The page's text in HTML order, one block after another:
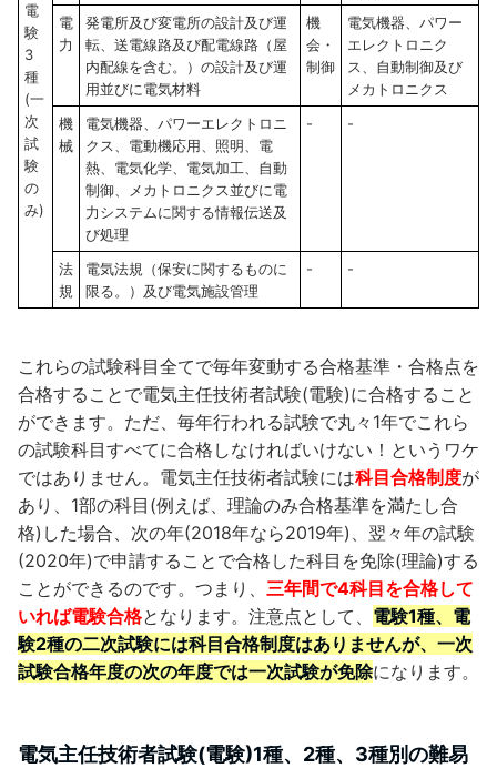
電
験
3
種
(一
次
試
験
の
み)
電
力
発電所及び変電所の設計及び運
転、送電線路及び配電線路（屋
内配線を含む。）の設計及び運
用並びに電気材料
機
会・
制御
電気機器、パワー
エレクトロニク
ス、自動制御及び
メカトロニクス
機
械
電気機器、パワーエレクトロニ
クス、電動機応用、照明、電
熱、電気化学、電気加工、自動
制御、メカトロニクス並びに電
力システムに関する情報伝送及
び処理
- -
法
規
電気法規（保安に関するものに
限る。）及び電気施設管理
- -
これらの試験科目全てで毎年変動する合格基準・合格点を
合格することで電気主任技術者試験(電験)に合格すること
ができます。ただ、毎年行われる試験で丸々1年でこれら
の試験科目すべてに合格しなければいけない！というワケ
ではありません。電気主任技術者試験には科目合格制度が
あり、1部の科目(例えば、理論のみ合格基準を満たし合
格)した場合、次の年(2018年なら2019年)、翌々年の試験
(2020年)で申請することで合格した科目を免除(理論)する
ことができるのです。つまり、 三年間で4科目を合格して
いれば電験合格となります。注意点として、 電験1種、電
験2種の二次試験には科目合格制度はありませんが、一次
試験合格年度の次の年度では一次試験が免除になります。
電気主任技術者試験(電験)1種、2種、3種別の難易